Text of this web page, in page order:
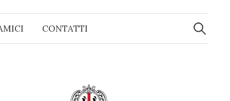
CONTATTI
Ricerca
per: